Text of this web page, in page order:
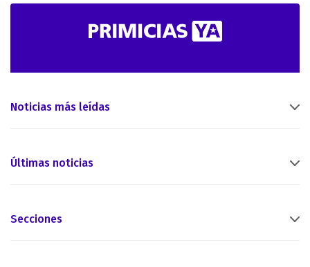
Noticias más leídas
Últimas noticias
Secciones